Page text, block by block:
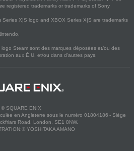
registered trademarks or trademarks of Sony
Series X|S logo and XBOX Series X|S are trademarks
Steam sont des marques déposées et/ou des
aux É.U. et/ou dans d'autres pays.
© SQUARE ENIX
en Angleterre sous le numéro 01804186 - Siège
Road, London, SE1 8NW.
YOSHITAKA AMANO